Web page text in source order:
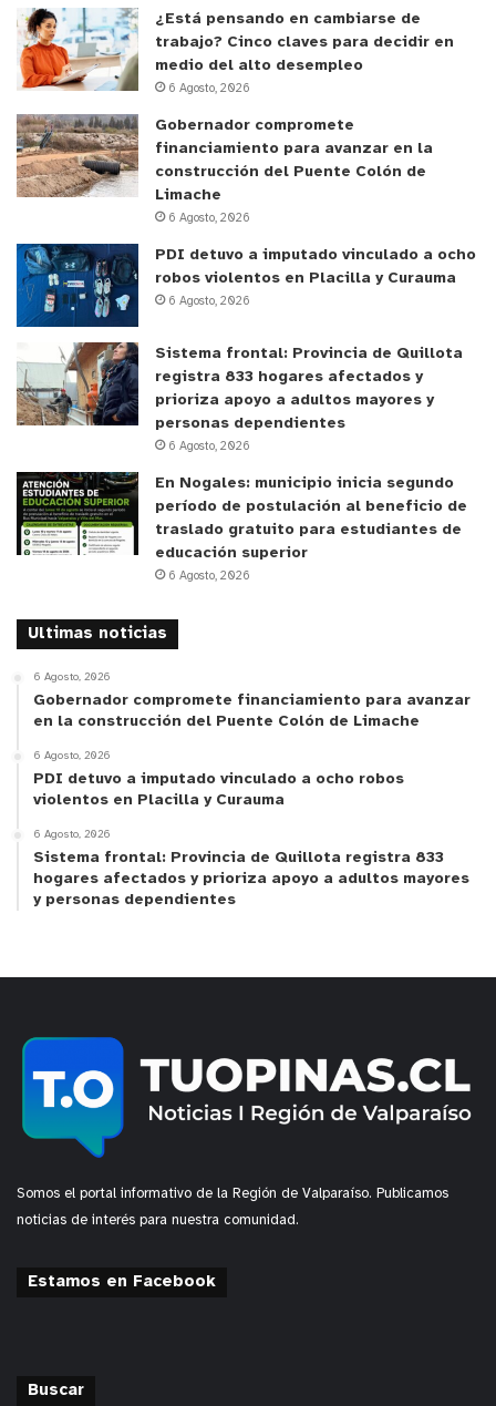
¿Está pensando en cambiarse de
trabajo? Cinco claves para decidir en
medio del alto desempleo
6 Agosto, 2026
Gobernador compromete
financiamiento para avanzar en la
construcción del Puente Colón de
Limache
6 Agosto, 2026
PDI detuvo a imputado vinculado a ocho
robos violentos en Placilla y Curauma
6 Agosto, 2026
Sistema frontal: Provincia de Quillota
registra 833 hogares afectados y
prioriza apoyo a adultos mayores y
personas dependientes
6 Agosto, 2026
En Nogales: municipio inicia segundo
período de postulación al beneficio de
traslado gratuito para estudiantes de
educación superior
6 Agosto, 2026
Ultimas noticias
6 Agosto, 2026
Gobernador compromete financiamiento para avanzar
en la construcción del Puente Colón de Limache
6 Agosto, 2026
PDI detuvo a imputado vinculado a ocho robos
violentos en Placilla y Curauma
6 Agosto, 2026
Sistema frontal: Provincia de Quillota registra 833
hogares afectados y prioriza apoyo a adultos mayores
y personas dependientes
Somos el portal informativo de la Región de Valparaíso. Publicamos
noticias de interés para nuestra comunidad.
Estamos en Facebook
Buscar